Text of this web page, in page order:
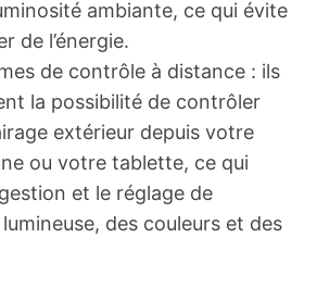
ambiante, ce qui évite
de l’énergie.
de contrôle à distance : ils
la possibilité de contrôler
extérieur depuis votre
ou votre tablette, ce qui
et le réglage de
lumineuse, des couleurs et des